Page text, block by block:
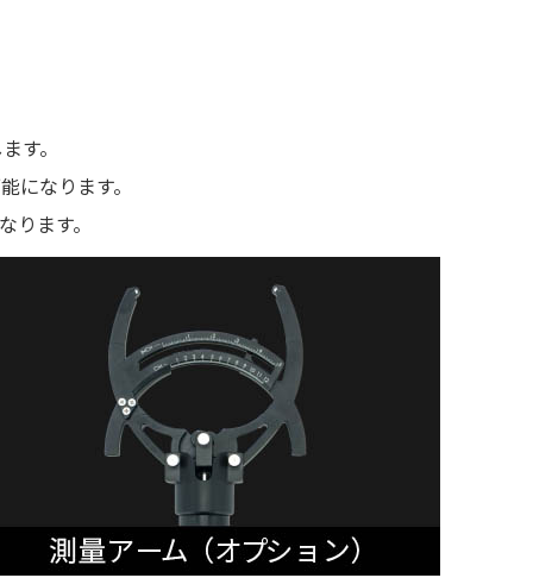
す。
になります。
ます。